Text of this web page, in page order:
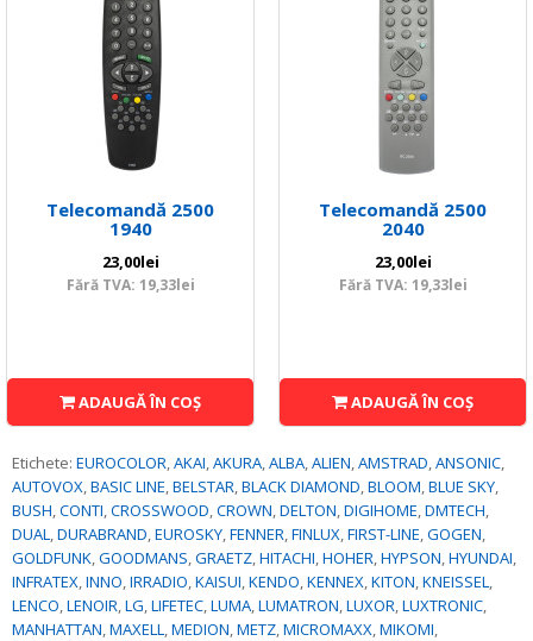
Telecomandă 2500
1940
23,00lei
Fără TVA: 19,33lei
ADAUGĂ ÎN COŞ
Telecomandă 2500
2040
23,00lei
Fără TVA: 19,33lei
ADAUGĂ ÎN COŞ
Etichete: EUROCOLOR,AKAI,AKURA,ALBA,ALIEN,AMSTRAD,ANSONIC,
AUTOVOX,BASIC LINE,BELSTAR,BLACK DIAMOND,BLOOM,BLUE SKY,
BUSH,CONTI,CROSSWOOD,CROWN,DELTON,DIGIHOME,DMTECH,
DUAL,DURABRAND,EUROSKY,FENNER,FINLUX,FIRST-LINE,GOGEN,
GOLDFUNK,GOODMANS,GRAETZ,HITACHI,HOHER,HYPSON,HYUNDAI,
INFRATEX,INNO,IRRADIO,KAISUI,KENDO,KENNEX,KITON,KNEISSEL,
LENCO,LENOIR,LG,LIFETEC,LUMA,LUMATRON,LUXOR,LUXTRONIC,
MANHATTAN,MAXELL,MEDION,METZ,MICROMAXX,MIKOMI,